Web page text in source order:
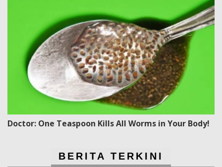
Doctor: One Teaspoon Kills All Worms in Your Body!
BERITA TERKINI